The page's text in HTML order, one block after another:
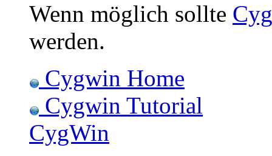
Wenn möglich sollte
werden.
Cygwin Home
Cygwin Tutorial
CygWin